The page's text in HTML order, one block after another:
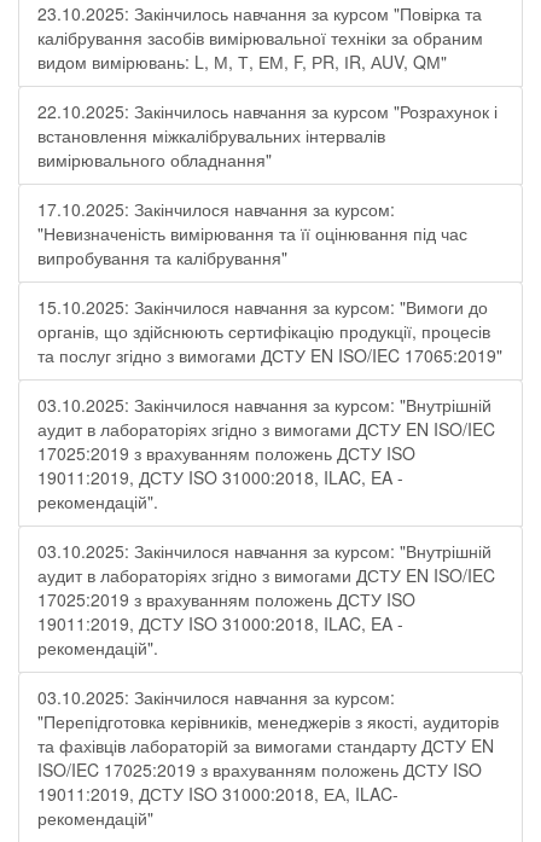
23.10.2025: Закінчилось навчання за курсом "Повірка та
калібрування засобів вимірювальної техніки за обраним
видом вимірювань: L, М, Т, ЕМ, F, РR, ІR, АUV, QМ"
22.10.2025: Закінчилось навчання за курсом "Розрахунок і
встановлення міжкалібрувальних інтервалів
вимірювального обладнання"
17.10.2025: Закінчилося навчання за курсом:
"Невизначеність вимірювання та її оцінювання під час
випробування та калібрування"
15.10.2025: Закінчилося навчання за курсом: "Вимоги до
органів, що здійснюють сертифікацію продукції, процесів
та послуг згідно з вимогами ДСТУ EN ISO/IEC 17065:2019"
03.10.2025: Закінчилося навчання за курсом: "Внутрішній
аудит в лабораторіях згідно з вимогами ДСТУ EN ISO/IEC
17025:2019 з врахуванням положень ДСТУ ISO
19011:2019, ДСТУ ISO 31000:2018, ILAC, EA -
рекомендацій".
03.10.2025: Закінчилося навчання за курсом: "Внутрішній
аудит в лабораторіях згідно з вимогами ДСТУ EN ISO/IEC
17025:2019 з врахуванням положень ДСТУ ISO
19011:2019, ДСТУ ISO 31000:2018, ILAC, EA -
рекомендацій".
03.10.2025: Закінчилося навчання за курсом:
"Перепідготовка керівників, менеджерів з якості, аудиторів
та фахівців лабораторій за вимогами стандарту ДСТУ EN
ISO/IEC 17025:2019 з врахуванням положень ДСТУ ISO
19011:2019, ДСТУ ISO 31000:2018, ЕА, ILAC-
рекомендацій"